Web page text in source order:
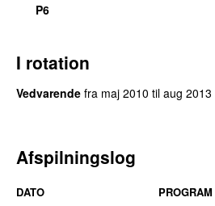
P6
I rotation
Vedvarende fra maj 2010 til aug 2013
Afspilningslog
DATO PROGRAM